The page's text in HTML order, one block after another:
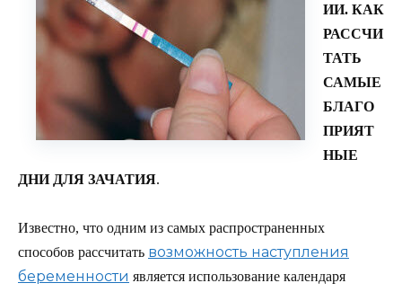
ИИ. КАК
РАССЧИ
ТАТЬ
САМЫЕ
БЛАГО
ПРИЯТ
НЫЕ
ДНИ ДЛЯ ЗАЧАТИЯ.
Известно, что одним из самых распространенных
способов рассчитать возможность наступления
беременности является использование календаря